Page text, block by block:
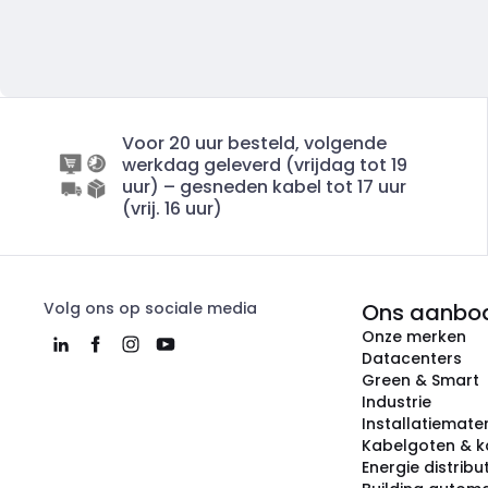
Voor 20 uur besteld, volgende
werkdag geleverd (vrijdag tot 19
uur) – gesneden kabel tot 17 uur
(vrij. 16 uur)
Volg ons op sociale media Ons
Onze merken
Datacenters
Green & Smart
Industrie
Kabelgoten &
Energie